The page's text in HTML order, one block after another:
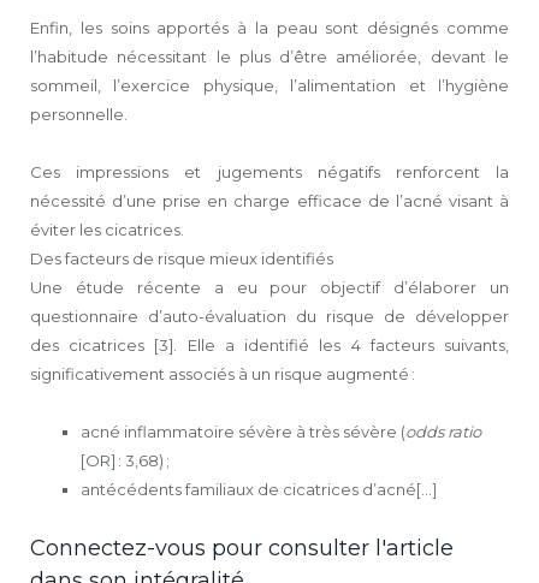
Enfin, les soins apportés à la peau sont désignés comme
l’habitude nécessitant le plus d’être améliorée, devant le
sommeil, l’exercice physique, l’alimentation et l’hygiène
personnelle.
Ces impressions et jugements négatifs renforcent la
nécessité d’une prise en charge efficace de l’acné visant à
éviter les cicatrices.
Des facteurs de risque mieux identifiés
Une étude récente a eu pour objectif d’élaborer un
questionnaire d’auto-évaluation du risque de développer
des cicatrices [3]. Elle a identifié les 4 facteurs suivants,
significativement associés à un risque augmenté :
acné inflammatoire sévère à très sévère (odds ratio
[OR] : 3,68) ;
antécédents familiaux de cicatrices d’acné[...]
Connectez-vous pour consulter l'article